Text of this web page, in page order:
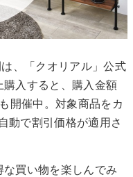
、「クオリアル」公式
入すると、購入金額
開催中。対象商品をカ
動で割引価格が適用さ
買い物を楽しんでみ